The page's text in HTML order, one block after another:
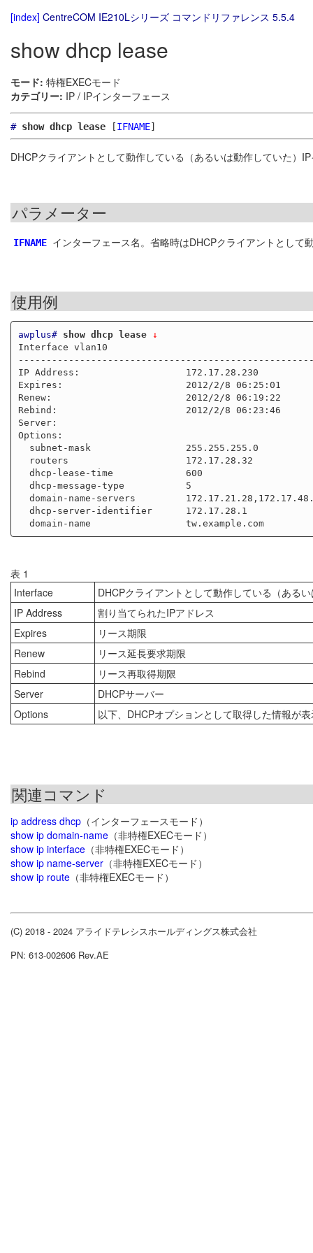
[index] CentreCOM IE210Lシリーズ コマンドリファレンス 5.5.4
show dhcp lease
モード: 特権EXECモード
カテゴリー: IP / IPインターフェース
# show dhcp lease [IFNAME]
DHCPクライアントとして動作している（あるいは動作していた）
パラメーター
IFNAME インターフェース名。省略時はDHCPクライアントとし
使用例
awplus# show dhcp lease ↓
Interface vlan10
IP Address:                   172.17.28.230
Expires:                      2012/2/8 06:25:01
Renew:                        2012/2/8 06:19:22
Rebind:                       2012/2/8 06:23:46
Server:
Options:
  domain-name                 tw.example.com
表 1
Interface
DHCPクライアントとして動作している（ある
IP Address
割り当てられたIPアドレス
Expires
リース期限
Renew
リース延長要求期限
Rebind
リース再取得期限
Server
DHCPサーバー
Options
以下、DHCPオプションとして取得した情報が
関連コマンド
ip address dhcp （インターフェースモード）
show ip domain-name （非特権EXECモード）
show ip interface （非特権EXECモード）
show ip name-server （非特権EXECモード）
show ip route （非特権EXECモード）
(C) 2018 - 2024 アライドテレシスホールディングス株式会社
PN: 613-002606 Rev.AE